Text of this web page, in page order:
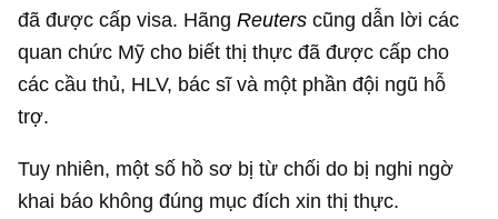
đã được cấp visa. HãngReuters cũng dẫn lời các
quan chức Mỹ cho biết thị thực đã được cấp cho
các cầu thủ, HLV, bác sĩ và một phần đội ngũ hỗ
trợ.
Tuy nhiên, một số hồ sơ bị từ chối do bị nghi ngờ
khai báo không đúng mục đích xin thị thực.